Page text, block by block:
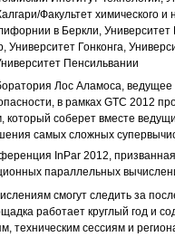
Факультет химического и
в Беркли, Университет
Университет Гонконга,
Пенсильвании
Лос Аламоса, ведущее
в рамках GTC 2012
соберет вместе
самых сложных
InPar 2012,
параллельных
смогут следить за
работает круглый год и
техническим сессиям и